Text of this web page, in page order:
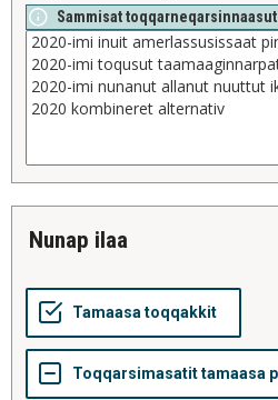
Sammisat toqqarneqarsinnaasut
nunap ilaa